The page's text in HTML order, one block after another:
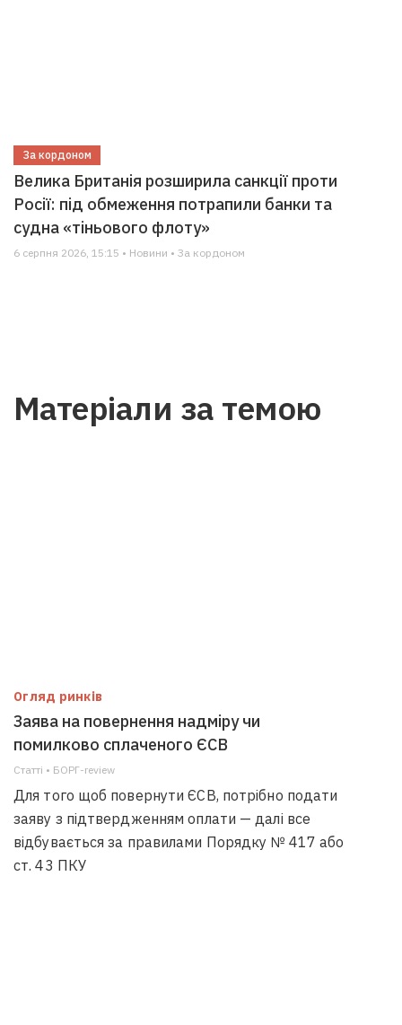
За кордоном
Велика Британія розширила санкції проти
Росії: під обмеження потрапили банки та
судна «тіньового флоту»
6 серпня 2026, 15:15 • Новини • За кордоном
Матеріали за темою
Огляд ринків
Заява на повернення надміру чи
помилково сплаченого ЄСВ
Статті • БОРГ-review
Для того щоб повернути ЄСВ, потрібно подати
заяву з підтвердженням оплати — далі все
відбувається за правилами Порядку № 417 або
ст. 43 ПКУ